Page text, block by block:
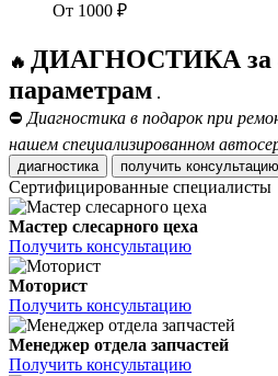
От 1000 ₽
🔥 ДИАГНОСТИКА за
параметрам .
⛔ Диагностика в подарок при
нашем специализированном
диагностика получить консультацию
Сертифицированные специалисты
Мастер слесарного цеха
Получить консультацию
Моторист
Получить консультацию
Менеджер отдела запчастей
Получить консультацию